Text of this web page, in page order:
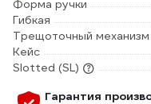
Форма ручки
Гибкая
Трещоточный механизм
Кейс
Slotted (SL)
Гарантия